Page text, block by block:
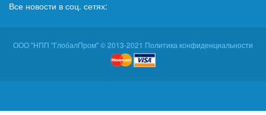
Все новости в соц. сетях:
ООО "НПП "ГлобалПром" © 2013-2021 Политика конфиденциальности